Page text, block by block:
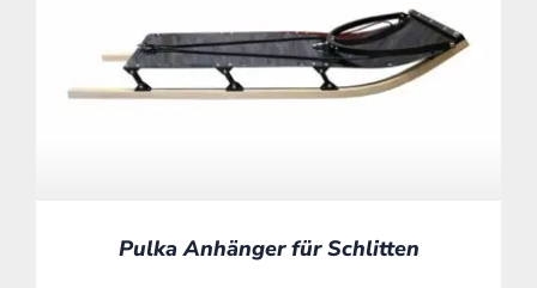
Pulka Anhänger für Schlitten